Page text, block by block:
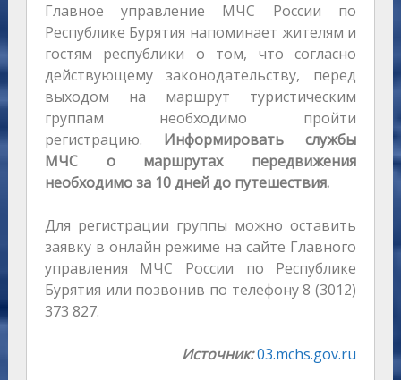
Главное управление МЧС России по
Республике Бурятия напоминает жителям и
гостям республики о том, что согласно
действующему законодательству, перед
выходом на маршрут туристическим
группам необходимо пройти
регистрацию. Информировать службы
МЧС о маршрутах передвижения
необходимо за 10 дней до путешествия.
Для регистрации группы можно оставить
заявку в онлайн режиме на сайте Главного
управления МЧС России по Республике
Бурятия или позвонив по телефону 8 (3012)
373 827.
Источник:03.mchs.gov.ru